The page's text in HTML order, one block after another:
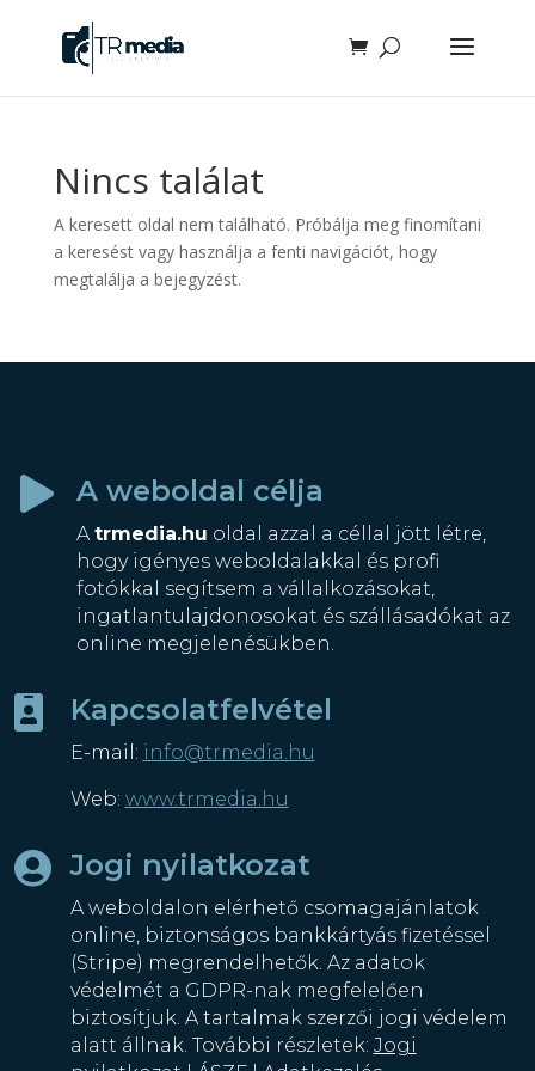
Nincs találat
A keresett oldal nem található. Próbálja meg finomítani
a keresést vagy használja a fenti navigációt, hogy
megtalálja a bejegyzést.
 A weboldal célja
A trmedia.hu oldal azzal a céllal jött létre,
hogy igényes weboldalakkal és profi
fotókkal segítsem a vállalkozásokat,
ingatlantulajdonosokat és szállásadókat az
online megjelenésükben.
 Kapcsolatfelvétel
E-mail: info@trmedia.hu
Web: www.trmedia.hu
 Jogi nyilatkozat
A weboldalon elérhető csomagajánlatok
online, biztonságos bankkártyás fizetéssel
(Stripe) megrendelhetők. Az adatok
védelmét a GDPR-nak megfelelően
biztosítjuk. A tartalmak szerzői jogi védelem
alatt állnak. További részletek: Jogi